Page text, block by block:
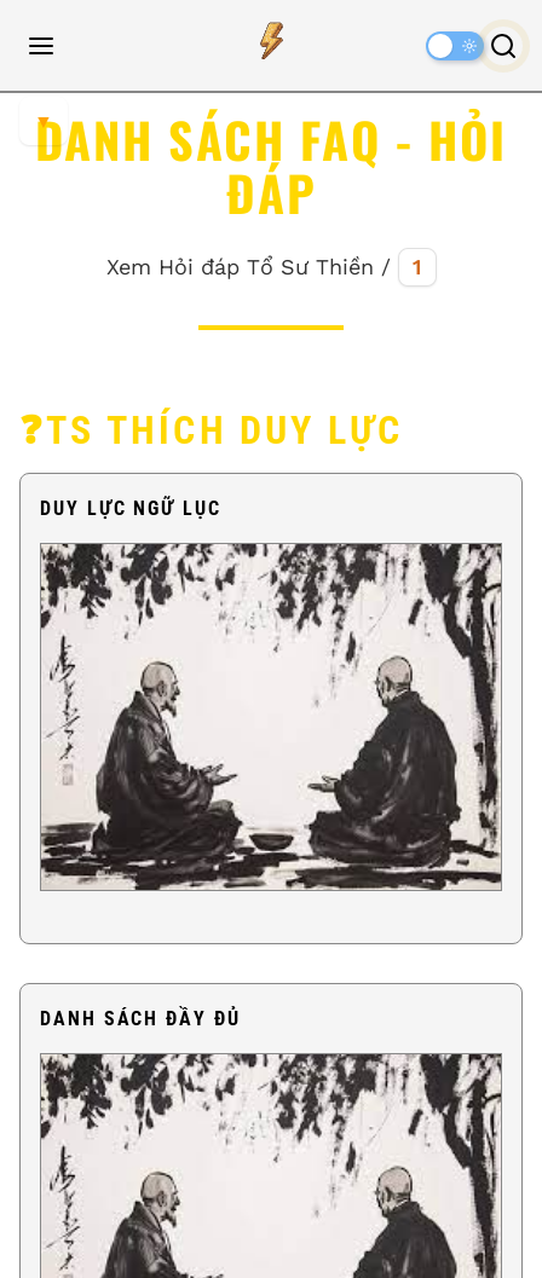
Mode
DANH SÁCH FAQ - HỎI
ĐÁP
Xem Hỏi đáp Tổ Sư Thiền / 1
❓TS THÍCH DUY LỰC
DUY LỰC NGỮ LỤC
DANH SÁCH ĐẦY ĐỦ
▼